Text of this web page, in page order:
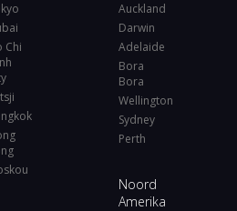
Chi
Auckland
Darwin
Adelaide
Bora
Bora
Wellington
Sydney
Perth
Noord
Amerika